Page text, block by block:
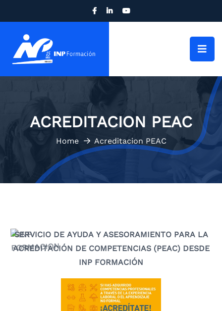
ACREDITACION PEAC
Home Acreditacion PEAC
SERVICIO DE AYUDA Y ASESORAMIENTO PARA LA
ACREDITACIÓN DE COMPETENCIAS (PEAC) DESDE
INP FORMACIÓN